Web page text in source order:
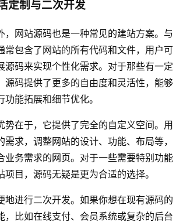
定制与二次开发
，网站源码也是一种常见的建站方案。与
常包含了网站的所有代码和文件，用户可
源码来实现个性化需求。对于那些有一定
源码提供了更多的自由度和灵活性，能够
能拓展和细节优化。
势在于，它提供了完全的自定义空间。用
求，调整网站的设计、功能、布局等，
业务需求的网页。对于一些需要特别功能
目，源码无疑是更为合适的选择。
地进行二次开发。如果你想在现有源码的
，比如在线支付、会员系统或复杂的后台